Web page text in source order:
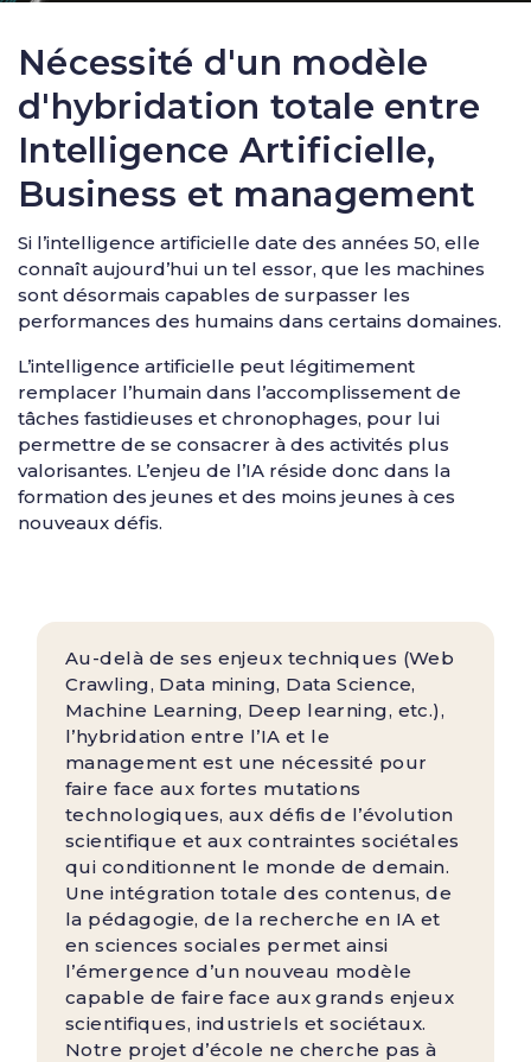
Nécessité d'un modèle
d'hybridation totale entre
Intelligence Artificielle,
Business et management
Si l’intelligence artificielle date des années 50, elle
connaît aujourd’hui un tel essor, que les machines
sont désormais capables de surpasser les
performances des humains dans certains domaines.
L’intelligence artificielle peut légitimement
remplacer l’humain dans l’accomplissement de
tâches fastidieuses et chronophages, pour lui
permettre de se consacrer à des activités plus
valorisantes. L’enjeu de l’IA réside donc dans la
formation des jeunes et des moins jeunes à ces
nouveaux défis.
Au-delà de ses enjeux techniques (Web
Crawling, Data mining, Data Science,
Machine Learning, Deep learning, etc.),
l’hybridation entre l’IA et le
management est une nécessité pour
faire face aux fortes mutations
technologiques, aux défis de l’évolution
scientifique et aux contraintes sociétales
qui conditionnent le monde de demain.
Une intégration totale des contenus, de
la pédagogie, de la recherche en IA et
en sciences sociales permet ainsi
l’émergence d’un nouveau modèle
capable de faire face aux grands enjeux
scientifiques, industriels et sociétaux.
Notre projet d’école ne cherche pas à